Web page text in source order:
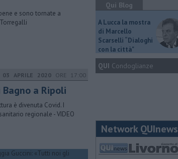
e sono tornate a
03 APRILE 2020 ORE 17:00
a Ripoli
è divenuta Covid. I
regionale - VIDEO
Qui Blog
A Lucca la mostra
di Marcello
Scarselli “Dialoghi
con la città"
QUI Condoglianze
Network QUInews